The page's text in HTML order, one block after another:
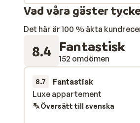
Vad våra gäster
Det här är 100 % äkta
8.4 Fantastisk
152 omdömen
8.7 Fantastisk
Luxe appartement
Luxe appartement
Översätt till svenska